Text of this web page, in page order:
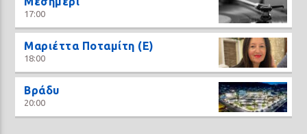
17:00
Μαριέττα Ποταμίτη (Ε)
18:00
Βράδυ
20:00